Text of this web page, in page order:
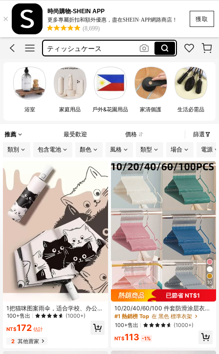
獲取
×
時尚購物-SHEIN APP
更多專屬折扣和額外優惠，盡在SHEIN·APP網路商店！
(8,699)
motf
stickers
ダイヤモンドアート
ティッシュケース
motf
浴室 家庭用品 戶外&花園用品 家清個護 生活必需品
推薦 最受歡迎 價格 篩選
類別 包含電池 顏色 風格 類型 場合 電源
1把猫咪图案雨伞，适合学校、办公
室、家庭、旅行，男孩情人节爱心图
案，夏季降温，海滩，旅行，春夏精
选，伴娘礼物，房间，卧室装饰，海
小物，母亲节礼物，卧室装饰，花
园，厨房装饰，夏季，海滩，旅行必
100+售出 (1000+)
NT$172 估計
2其他賣家
10
已節省 NT$1
10/20/40/60/100 件套防滑涂层衣
架，莫兰迪色系，豪华家居使用
#1 熱銷榜 Top 在 黑色 標準衣架
100+售出
(1000+)
NT$113 -1%